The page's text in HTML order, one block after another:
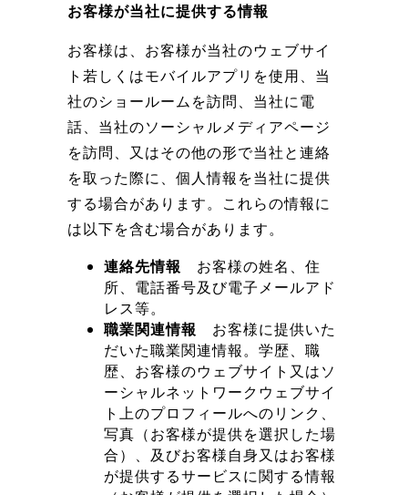
お客様が当社に提供する情報
お客様は、お客様が当社のウェブサイ
ト若しくはモバイルアプリを使用、当
社のショールームを訪問、当社に電
話、当社のソーシャルメディアページ
を訪問、又はその他の形で当社と連絡
を取った際に、個人情報を当社に提供
する場合があります。これらの情報に
は以下を含む場合があります。
連絡先情報 お客様の姓名、住
所、電話番号及び電子メールアド
レス等。
職業関連情報 お客様に提供いた
だいた職業関連情報。学歴、職
歴、お客様のウェブサイト又はソ
ーシャルネットワークウェブサイ
ト上のプロフィールへのリンク、
写真（お客様が提供を選択した場
合）、及びお客様自身又はお客様
が提供するサービスに関する情報